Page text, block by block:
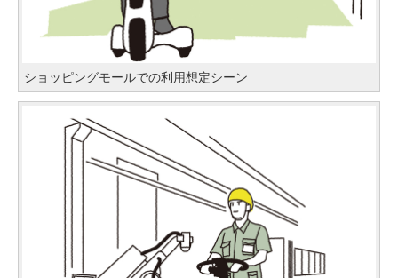
ショッピングモールでの利用想定シーン